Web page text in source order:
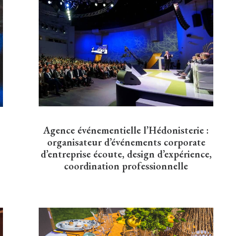
Agence événementielle l’Hédonisterie :
organisateur d’événements corporate
d’entreprise écoute, design d’expérience,
coordination professionnelle